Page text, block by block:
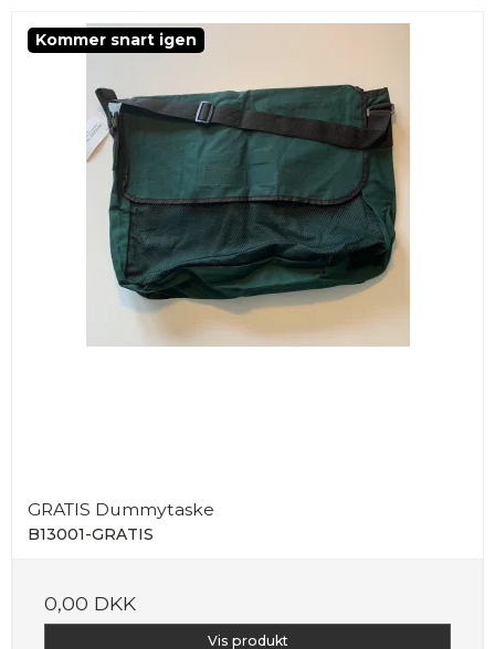
Kommer snart igen
GRATIS Dummytaske
B13001-GRATIS
0,00 DKK
Vis produkt